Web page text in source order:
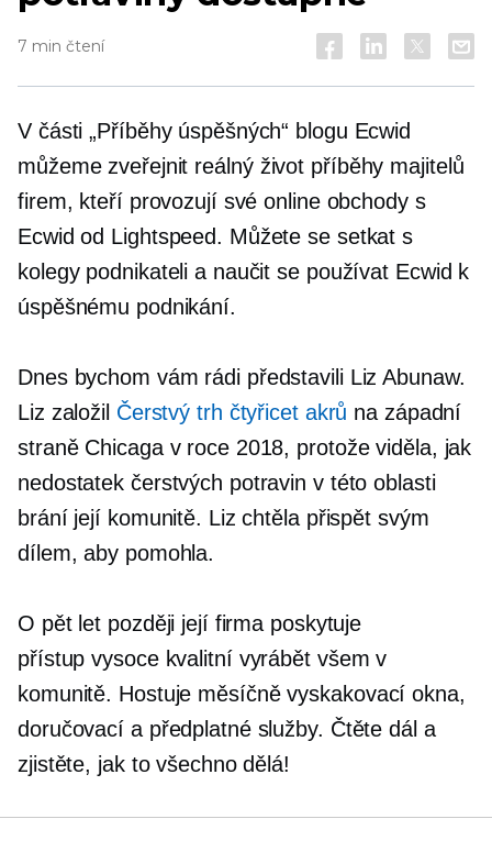
7 min čtení
V části „Příběhy úspěšných“ blogu Ecwid
můžeme zveřejnit reálný život příběhy majitelů
firem, kteří provozují své online obchody s
Ecwid od Lightspeed. Můžete se setkat s
kolegy podnikateli a naučit se používat Ecwid k
úspěšnému podnikání.
Dnes bychom vám rádi představili Liz Abunaw.
Liz založil Čerstvý trh čtyřicet akrů na západní
straně Chicaga v roce 2018, protože viděla, jak
nedostatek čerstvých potravin v této oblasti
brání její komunitě. Liz chtěla přispět svým
dílem, aby pomohla.
O pět let později její firma poskytuje
přístupvysoce kvalitnívyrábět všem v
komunitě. Hostuje měsíčněvyskakovací okna,
doručovací a předplatné služby. Čtěte dál a
zjistěte, jak to všechno dělá!